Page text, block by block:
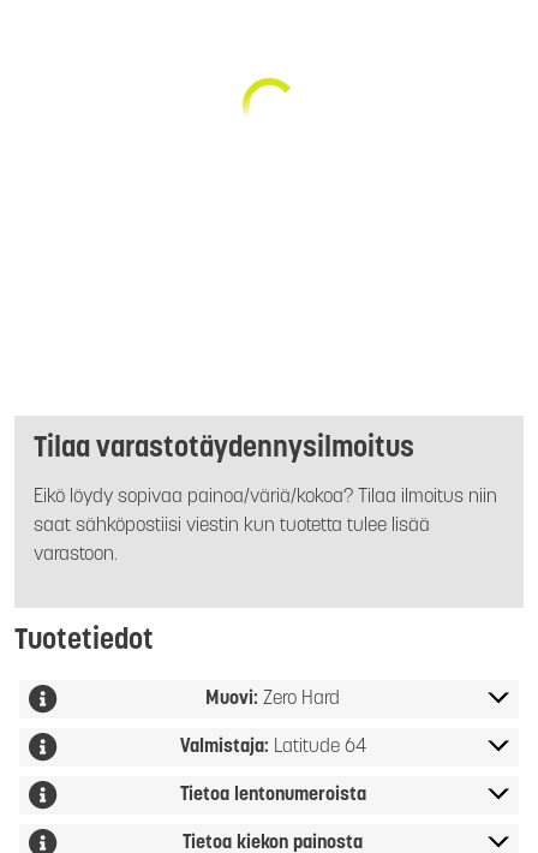
Tilaa varastotäydennysilmoitus
Eikö löydy sopivaa painoa/väriä/kokoa? Tilaa ilmoitus niin
saat sähköpostiisi viestin kun tuotetta tulee lisää
varastoon.
Tuotetiedot
Muovi: Zero Hard
Valmistaja: Latitude 64
Tietoa lentonumeroista
Tietoa kiekon painosta